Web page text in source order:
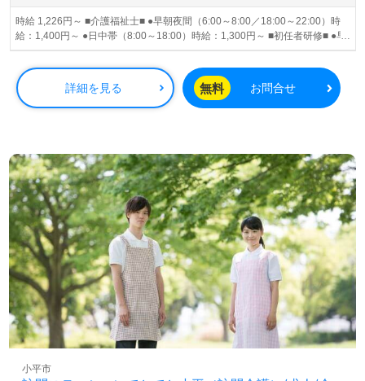
時給 1,226円～ ■介護福祉士■ ●早朝夜間（6:00～8:00／18:00～22:00）時
給：1,400円～ ●日中帯（8:00～18:00）時給：1,300円～ ■初任者研修■ ●早
朝夜間（6:00～8:00／18:00～22:00）時給：1,300円～ ●日中帯（8:00～
18:00）時給：1,226円～ 昇給あり
詳細を見る 無料 お問合せ
小平市